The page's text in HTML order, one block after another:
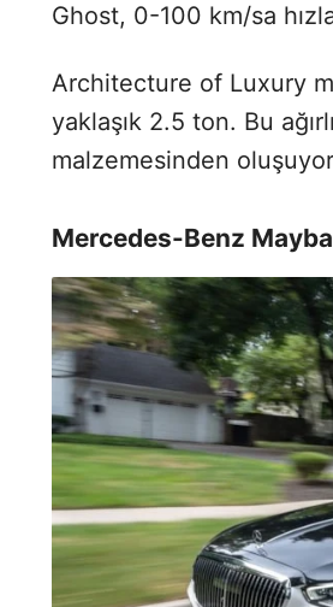
Ghost, 0-100 km/sa
Architecture of Luxury
yaklaşık 2.5 ton. Bu
malzemesinden
Mercedes-Benz